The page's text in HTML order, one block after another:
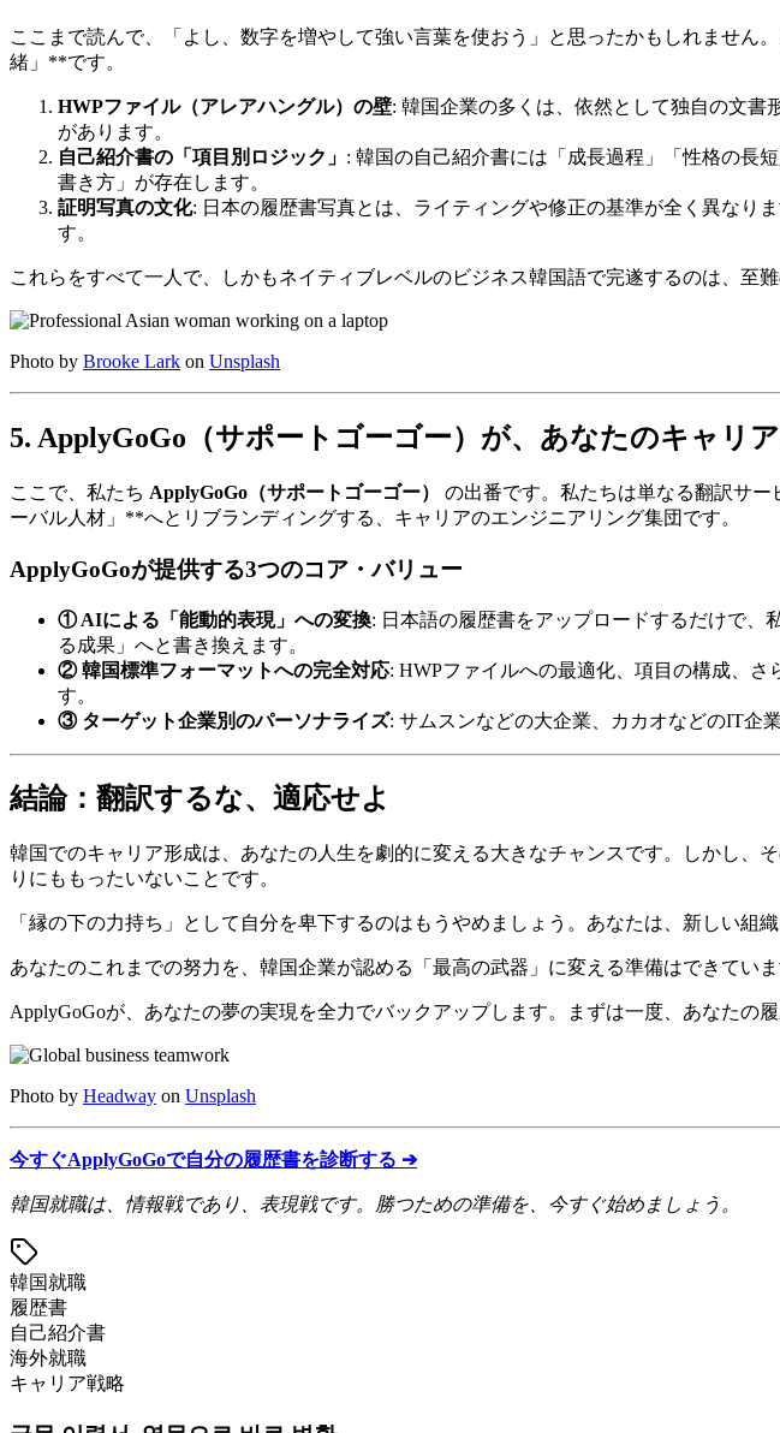
ここまで読んで、「よし、数字を増やして強い言葉を使おう」と思ったかもしれませ
緒」**です。
HWPファイル（アレアハングル）の壁: 韓国企業の多くは、依然として独自の文書
があります。
自己紹介書の「項目別ロジック」 : 韓国の自己紹介書には「成長過程」「性格の長
書き方」が存在します。
証明写真の文化: 日本の履歴書写真とは、ライティングや修正の基準が全く異なり
す。
これらをすべて一人で、しかもネイティブレベルのビジネス韓国語で完遂するのは、至難
Photo by Brooke Lark on Unsplash
5. ApplyGoGo（サポートゴーゴー）が、あなたのキャリ
ここで、私たち ​ ApplyGoGo（サポートゴーゴー）
の出番です。私たちは単なる翻訳サ
ーバル人材」**へとリブランディングする、キャリアのエンジニアリング集団です。
ApplyGoGoが提供する3つのコア・バリュー
① AIによる「能動的表現」への変換: 日本語の履歴書をアップロードするだけで
る成果」へと書き換えます。
② 韓国標準フォーマットへの完全対応: HWPファイルへの最適化、項目の構成、
す。
③ ターゲット企業別のパーソナライズ: サムスンなどの大企業、カカオなどのIT企
結論：翻訳するな、適応せよ
韓国でのキャリア形成は、あなたの人生を劇的に変える大きなチャンスです。しかし、
りにももったいないことです。
「縁の下の力持ち」として自分を卑下するのはもうやめましょう。あなたは、新しい
あなたのこれまでの努力を、韓国企業が認める「最高の武器」に変える準備はできていま
ApplyGoGoが、あなたの夢の実現を全力でバックアップします。まずは一度、あなたの
Photo by Headway on Unsplash
今すぐApplyGoGoで自分の履歴書を診断する ➔
韓国就職は、情報戦であり、表現戦です。勝つための準備を、今すぐ始めましょう。
韓国就職
履歴書
自己紹介書
海外就職
キャリア戦略